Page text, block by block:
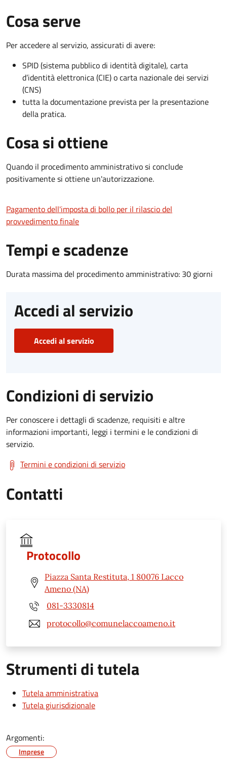
Cosa serve
Per accedere al servizio, assicurati di avere:
SPID (sistema pubblico di identità digitale), carta
d’identità elettronica (CIE) o carta nazionale dei servizi
(CNS)
tutta la documentazione prevista per la presentazione
della pratica.
Cosa si ottiene
Quando il procedimento amministrativo si conclude
positivamente si ottiene un'autorizzazione.
Pagamento dell'imposta di bollo per il rilascio del
provvedimento finale
Tempi e scadenze
Durata massima del procedimento amministrativo: 30 giorni
Accedi al servizio
Accedi al servizio
Condizioni di servizio
Per conoscere i dettagli di scadenze, requisiti e altre
informazioni importanti, leggi i termini e le condizioni di
servizio.
Termini e condizioni di servizio
Contatti
Protocollo
Piazza Santa Restituta, 1 80076 Lacco
Ameno (NA)
081-3330814
protocollo@comunelaccoameno.it
Strumenti di tutela
Tutela amministrativa
Tutela giurisdizionale
Argomenti:
Imprese